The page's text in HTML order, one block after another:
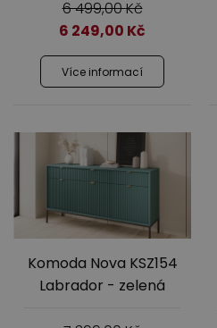
6 499,00Kč
6 249,00 Kč
Více informací
Komoda Nova KSZ154
Labrador - zelená